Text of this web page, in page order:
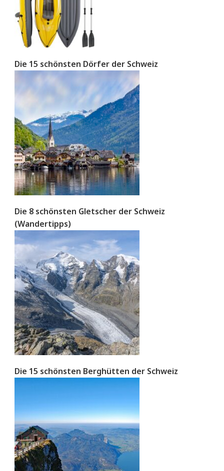
Die 15 schönsten Dörfer der Schweiz
Die 8 schönsten Gletscher der Schweiz
(Wandertipps)
Die 15 schönsten Berghütten der Schweiz